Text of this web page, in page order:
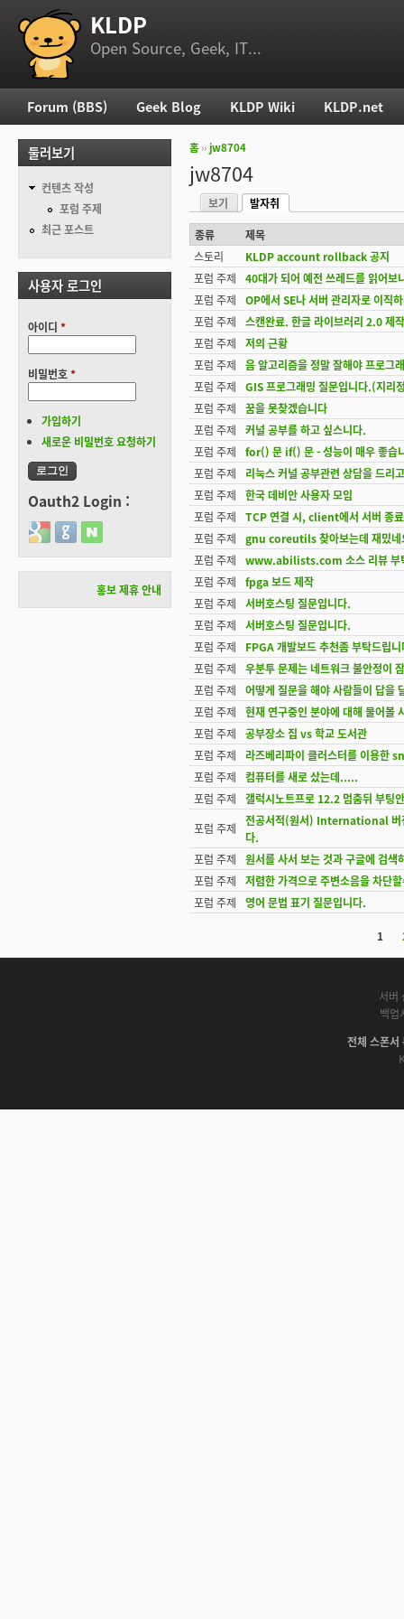
부 메뉴 KLDP
Open Source, Geek, IT...
현재 위치
홈 ›› jw8704
jw8704
기본탭
보기
발자취
(활성탭)
종류
제목
스토리
KLDP account rollback 공지
포럼 주제
40대가 되어 예전 쓰레드를 읽어보
포럼 주제
OP에서 SE나 서버 관리자로 이직
포럼 주제
스캔완료. 한글 라이브러리 2.0 제
포럼 주제
저의 근황
포럼 주제
음 알고리즘을 정말 잘해야 프로그
포럼 주제
GIS 프로그래밍 질문입니다.(지
포럼 주제
꿈을 못찾겠습니다
포럼 주제
커널 공부를 하고 싶스니다.
포럼 주제
for() 문 if() 문 - 성능이 매우 좋습
포럼 주제
리눅스 커널 공부관련 상담을 드리
포럼 주제
한국 데비안 사용자 모임
포럼 주제
TCP 연결 시, client에서 서버 종
포럼 주제
gnu coreutils 찾아보는데 재밌네
포럼 주제
www.abilists.com 소스 리뷰 부
포럼 주제
fpga 보드 제작
포럼 주제
서버호스팅 질문입니다.
포럼 주제
서버호스팅 질문입니다.
포럼 주제
FPGA 개발보드 추천좀 부탁드립
포럼 주제
우분투 문제는 네트워크 불안정이
포럼 주제
어떻게 질문을 해야 사람들이 답을
포럼 주제
현재 연구중인 분야에 대해 물어볼
포럼 주제
공부장소 집 vs 학교 도서관
포럼 주제
라즈베리파이 클러스터를 이용한
포럼 주제
컴퓨터를 새로 샀는데.....
포럼 주제
갤럭시노트프로 12.2 멈춤뒤 부팅
포럼 주제
전공서적(원서) International 버
다.
포럼 주제
원서를 사서 보는 것과 구글에 검
포럼 주제
저렴한 가격으로 주변소음을 차단
포럼 주제
영어 문법 표기 질문입니다.
1
주 메뉴
Forum (BBS) Geek Blog KLDP Wiki KLDP.net
둘러보기
컨텐츠 작성
포럼 주제
최근 포스트
사용자 로그인
아이디 *
비밀번호*
가입하기
새로운 비밀번호 요청하기
Oauth2 Login :
Login with Google
Login with GitHub
Login with Naver
홍보 제휴 안내
서버
백업
전체 스폰서